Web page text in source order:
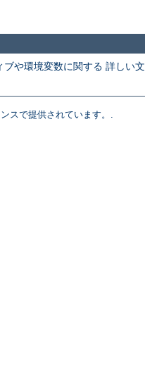
や環境変数に関する 詳しい文
スで提供されています。.